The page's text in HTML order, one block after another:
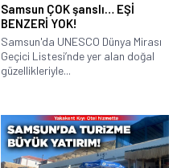
Samsun ÇOK şanslı… EŞİ
BENZERİ YOK!
Samsun'da UNESCO Dünya Mirası
Geçici Listesi’nde yer alan doğal
güzellikleriyle...